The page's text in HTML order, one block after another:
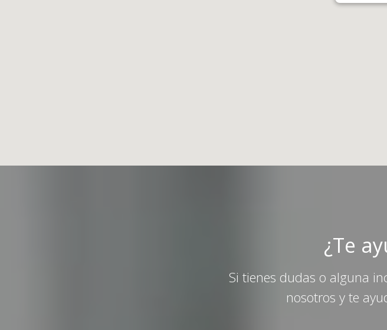
¿Te
Si tienes dudas o alguna
nosotros y te